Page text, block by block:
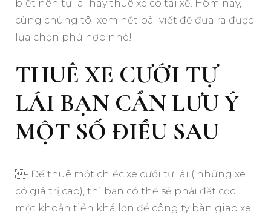
biết nên tự lái hay thuê xe có tài xế. Hôm nay,
cùng chúng tôi xem hết bài viết để đưa ra được
lựa chọn phù hợp nhé!
THUÊ XE CƯỚI TỰ
LÁI BẠN CẦN LƯU Ý
MỘT SỐ ĐIỀU SAU
- Để thuê một chiếc xe cưới tự lái ( những xe
có giá trị cao), thì bạn có thể sẽ phải đặt cọc
một khoản tiền khá lớn để công ty bàn giao xe